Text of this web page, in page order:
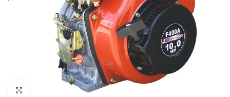
Click to enlarge